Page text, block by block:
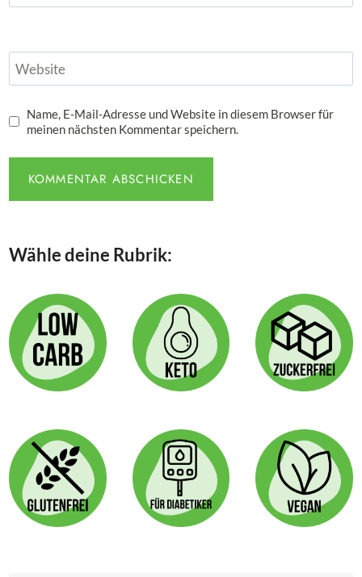
Website
Name, E-Mail-Adresse und Website in diesem Browser für
meinen nächsten Kommentar speichern.
Wähle deine Rubrik: